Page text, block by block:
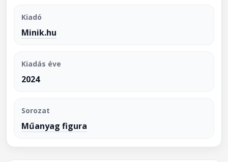
Kiadó
Minik.hu
Kiadás éve
2024
Sorozat
Műanyag figura